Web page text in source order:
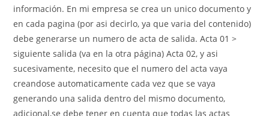
información. En mi empresa se crea un unico documento y
en cada pagina (por asi decirlo, ya que varia del contenido)
debe generarse un numero de acta de salida. Acta 01 >
siguiente salida (va en la otra página) Acta 02, y asi
sucesivamente, necesito que el numero del acta vaya
creandose automaticamente cada vez que se vaya
generando una salida dentro del mismo documento,
adicional,se debe tener en cuenta que todas las actas